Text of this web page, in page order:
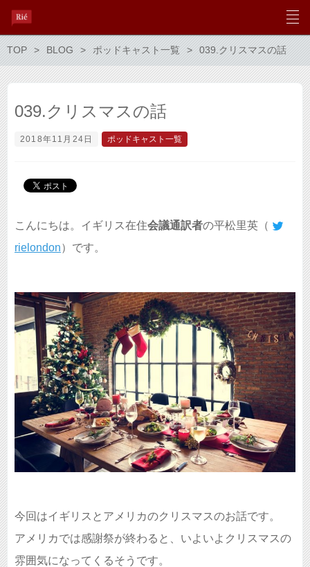
TOP BLOG ポッドキャスト一覧 039.クリスマスの話
039.クリスマスの話
2018年11月24日 ポッドキャスト一覧
こんにちは。イギリス在住会議通訳者の平松里英（
rielondon）です。
今回はイギリスとアメリカのクリスマスのお話です。
アメリカでは感謝祭が終わると、いよいよクリスマスの
雰囲気になってくるそうです。